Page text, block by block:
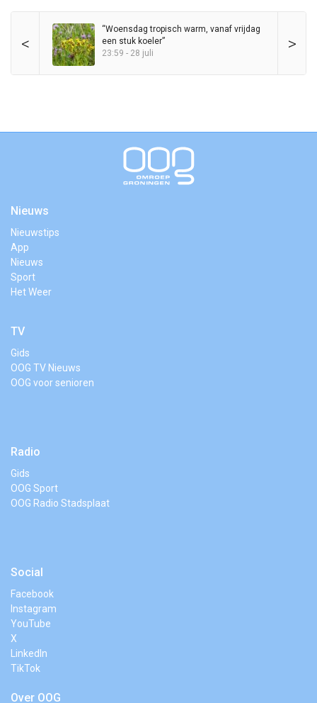
< >
“Woensdag tropisch warm, vanaf vrijdag
een stuk koeler”
23:59 - 28 juli
Nieuws
Nieuwstips
App
Nieuws
Sport
Het Weer
TV
Gids
OOG TV Nieuws
OOG voor senioren
Radio
Gids
OOG Sport
OOG Radio Stadsplaat
Social
Facebook
Instagram
YouTube
X
LinkedIn
TikTok
Over OOG